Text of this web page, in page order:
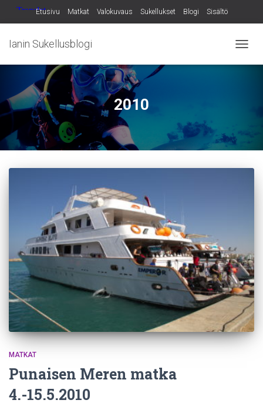
Etusivu Matkat Valokuvaus Sukellukset Blogi Sisältö
Ianin Sukellusblogi
2010
MATKAT
Punaisen Meren matka
4.-15.5.2010